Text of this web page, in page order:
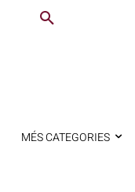
MÉS CATEGORIES